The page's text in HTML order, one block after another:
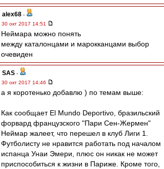
alex68 -
30 окт 2017 14:51
Неймара можно понять
между каталонцами и марокканцами выбор
очевиден
SAS -
30 окт 2017 14:46
а я коротенько добавлю ) по темам выше:
Как сообщает El Mundo Deportivo, бразильский
форвард французского "Пари Сен-Жермен"
Неймар жалеет, что перешел в клуб Лиги 1.
Футболисту не нравится работать под началом
испанца Унаи Эмери, плюс он никак не может
приспособиться к жизни в Париже. Кроме того,